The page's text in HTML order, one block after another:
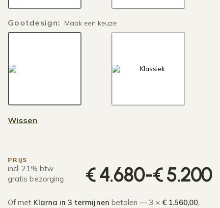
Gootdesign: Maak een keuze
Wissen
PRIJS
incl. 21% btw
gratis bezorging
€4.680-€5.200
Of met Klarna in 3 termijnen betalen — 3 × € 1.560,00,